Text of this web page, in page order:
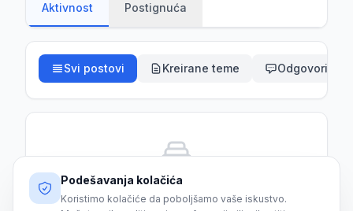
Aktivnost Postignuća
Svi postovi Kreirane teme Odgovori
Još nema aktivnosti
Podešavanja kolačića
Koristimo kolačiće da poboljšamo vaše iskustvo.